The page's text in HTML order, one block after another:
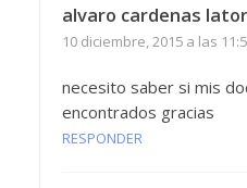
alvaro cardenas
10 diciembre, 2015 a las
necesito saber si mis
encontrados gracias
RESPONDER